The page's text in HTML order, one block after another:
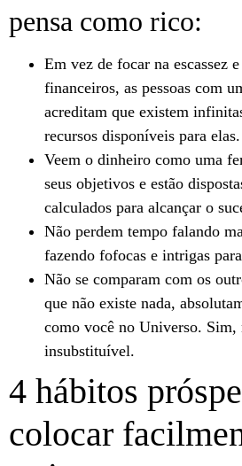
pensa como rico:
Em vez de focar na escassez
financeiros, as pessoas com
acreditam que existem
recursos disponíveis para elas.
Veem o dinheiro como uma
seus objetivos e estão
calculados para alcançar o
Não perdem tempo falando
fazendo fofocas e intrigas
Não se comparam com os
que não existe nada,
como você no Universo. Sim,
insubstituível.
4 hábitos
colocar